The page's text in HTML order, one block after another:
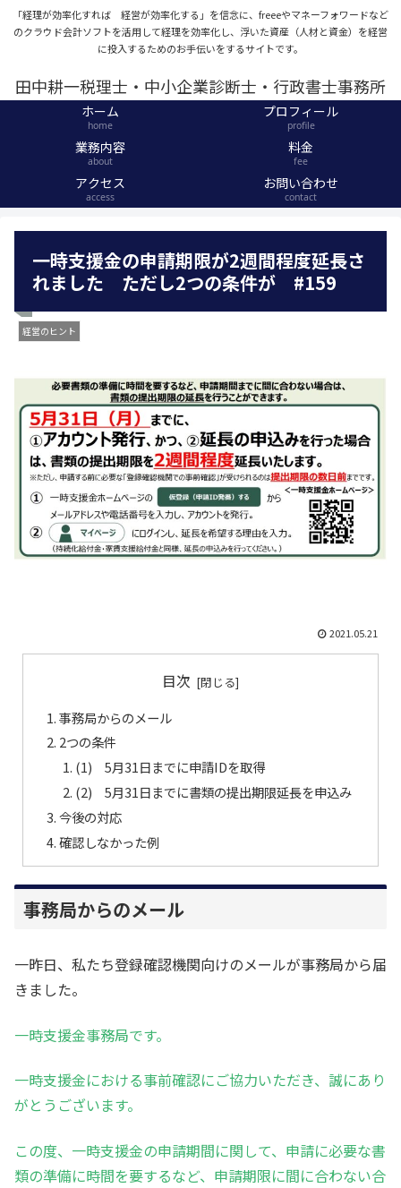
「経理が効率化すれば 経営が効率化する」を信念に、freeeやマネーフォワードなど
のクラウド会計ソフトを活用して経理を効率化し、浮いた資産（人材と資金）を経営
に投入するためのお手伝いをするサイトです。
田中耕一税理士・中小企業診断士・行政書士事務所
ホーム
home
プロフィール
profile
業務内容
about
料金
fee
アクセス
access
お問い合わせ
contact
一時支援金の申請期限が2週間程度延長さ
れました ただし2つの条件が #159
経営のヒント
2021.05.21
目次
事務局からのメール
2つの条件
(1) 5月31日までに申請IDを取得
(2) 5月31日までに書類の提出期限延長を申込み
今後の対応
確認しなかった例
事務局からのメール
一昨日、私たち登録確認機関向けのメールが事務局から届
きました。
一時支援金事務局です。
一時支援金における事前確認にご協力いただき、誠にあり
がとうございます。
この度、一時支援金の申請期間に関して、申請に必要な書
類の準備に時間を要するなど、申請期限に間に合わない合